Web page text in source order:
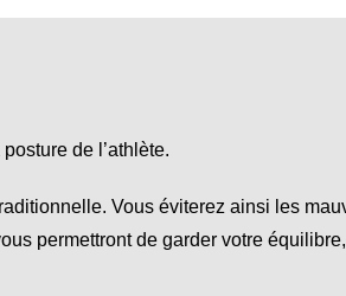
de l’athlète.
Vous éviterez ainsi les
permettront de garder votre